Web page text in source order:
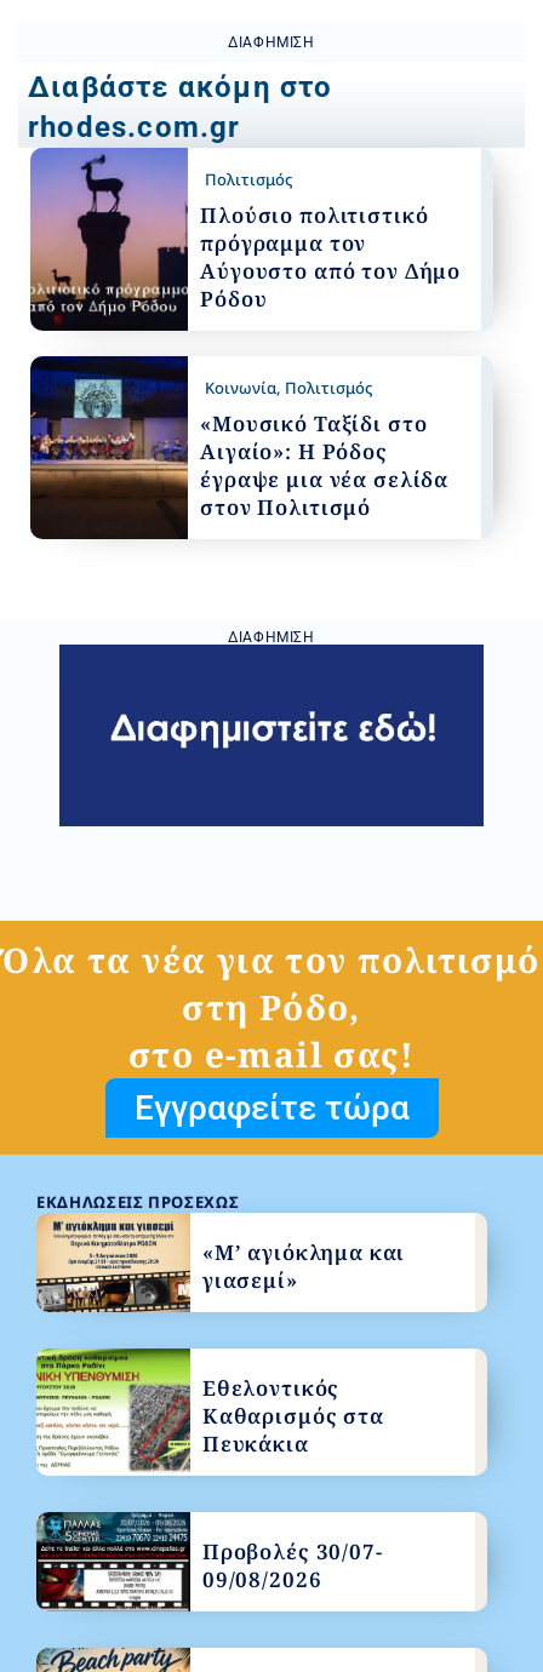
ΔΙΑΦΉΜΙΣΗ
Διαβάστε ακόμη στο
rhodes.com.gr
Πολιτισμός
Πλούσιο πολιτιστικό
πρόγραμμα τον
Αύγουστο από τον Δήμο
Ρόδου
Κοινωνία, Πολιτισμός
«Μουσικό Ταξίδι στο
Αιγαίο»: Η Ρόδος
έγραψε μια νέα σελίδα
στον Πολιτισμό
ΔΙΑΦΉΜΙΣΗ
Όλα τα νέα για τον πολιτισμό
στη Ρόδο,
στο e-mail σας!
Εγγραφείτε τώρα
ΕΚΔΗΛΏΣΕΙΣ ΠΡΟΣΕΧΏΣ
«Μ’ αγιόκλημα και
γιασεμί»
Εθελοντικός
Καθαρισμός στα
Πευκάκια
Προβολές 30/07-
09/08/2026